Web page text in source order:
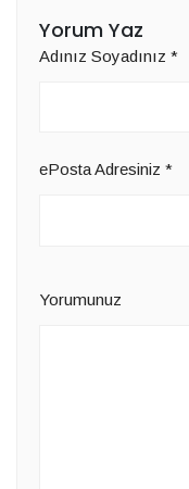
Yorum Yaz
Adınız Soyadınız *
ePosta Adresiniz *
Yorumunuz